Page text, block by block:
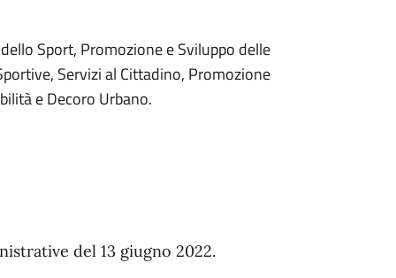
Sport, Promozione e Sviluppo delle
Servizi al Cittadino, Promozione
e Decoro Urbano.
del 13 giugno 2022.